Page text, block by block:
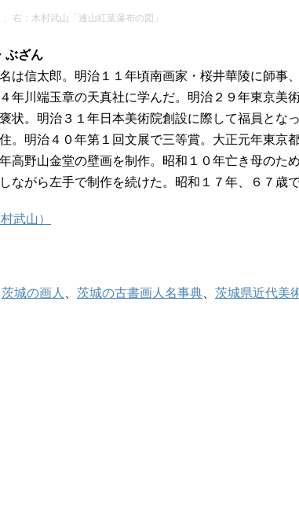
右：木村武山「連山紅葉瀑布の図」
ぶざん
は信太郎。明治１１年頃南画家・桜井華陵に師事
年川端玉章の天真社に学んだ。明治２９年東京美
状。明治３１年日本美術院創設に際して福員とな
。明治４０年第１回文展で三等賞。大正元年東京
高野山金堂の壁画を制作。昭和１０年亡き母のた
ながら左手で制作を続けた。昭和１７年、６７歳で
武山）
茨城の画人 、 茨城の古書画人名事典、 茨城県近代美